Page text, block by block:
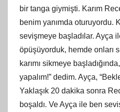
bir tanga giymişti. Karım
benim yanımda oturuyordu.
sevişmeye başladılar. Ayça
öpüşüyorduk, hemde onları
karımı sikmeye
yapalım!” dedim. Ayça,
Yaklaşık 20 dakika sonra
boşaldı. Ve Ayça ile ben